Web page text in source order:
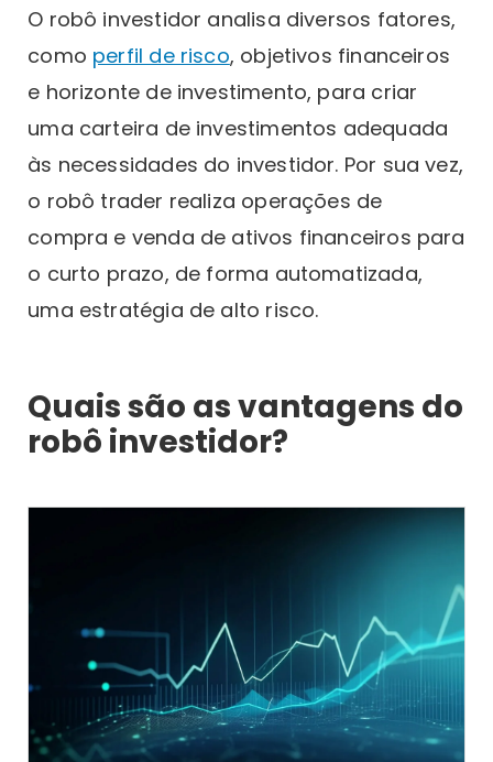
O robô investidor analisa diversos fatores,
como perfil de risco, objetivos financeiros
e horizonte de investimento, para criar
uma carteira de investimentos adequada
às necessidades do investidor. Por sua vez,
o robô trader realiza operações de
compra e venda de ativos financeiros para
o curto prazo, de forma automatizada,
uma estratégia de alto risco.
Quais são as vantagens do
robô investidor?